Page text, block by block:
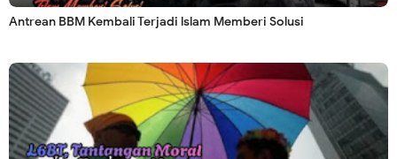
Antrean BBM Kembali Terjadi lslam Memberi Solusi